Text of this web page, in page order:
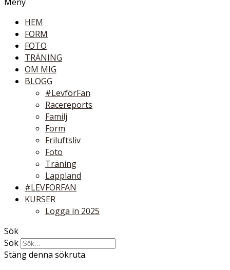
HEM
FORM
FOTO
TRÄNING
OM MIG
BLOGG
#LevförFan
Racereports
Familj
Form
Friluftsliv
Foto
Träning
Lappland
#LEVFÖRFAN
KURSER
Logga in 2025
Sök
Sök
Stäng denna sökruta.